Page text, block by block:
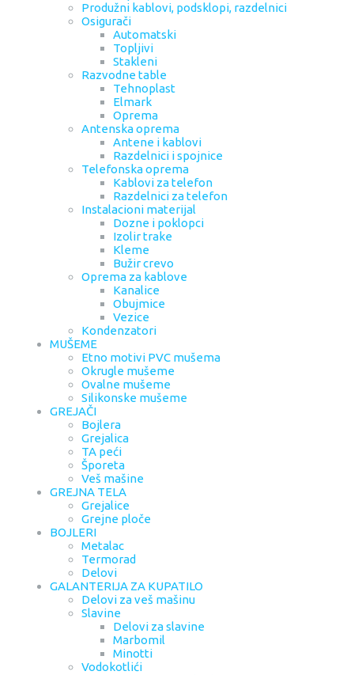
Produžni kablovi, podsklopi, razdelnici
Osigurači
Automatski
Topljivi
Stakleni
Razvodne table
Tehnoplast
Elmark
Oprema
Antenska oprema
Antene i kablovi
Razdelnici i spojnice
Telefonska oprema
Kablovi za telefon
Razdelnici za telefon
Instalacioni materijal
Dozne i poklopci
Izolir trake
Kleme
Bužir crevo
Oprema za kablove
Kanalice
Obujmice
Vezice
Kondenzatori
MUŠEME
Etno motivi PVC mušema
Okrugle mušeme
Ovalne mušeme
Silikonske mušeme
GREJAČI
Bojlera
Grejalica
TA peći
Šporeta
Veš mašine
GREJNA TELA
Grejalice
Grejne ploče
BOJLERI
Metalac
Termorad
Delovi
GALANTERIJA ZA KUPATILO
Delovi za veš mašinu
Slavine
Delovi za slavine
Marbomil
Minotti
Vodokotlići